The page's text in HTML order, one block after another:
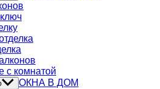
с комнатой
ОКНА В ДОМ